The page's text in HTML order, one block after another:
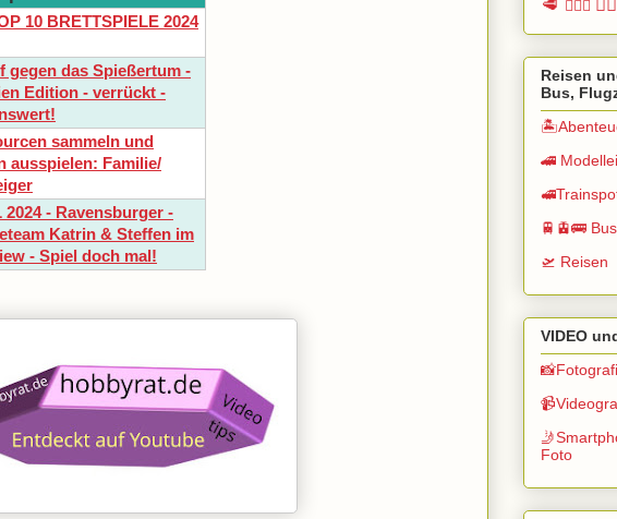
10 BRETTSPIELE 2024
gegen das Spießertum -
Edition - verrückt -
sammeln und
ausspielen: Familie/
2024 - Ravensburger -
Katrin & Steffen im
- Spiel doch mal!
🥩 🧗🏻‍♀️
Reisen
Bus,
🚄
🚆🚊🚌
🛫 Reisen
VIDEO
Foto